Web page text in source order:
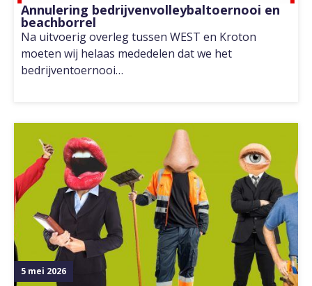
Annulering bedrijvenvolleybaltoernooi en
beachborrel
Na uitvoerig overleg tussen WEST en Kroton
moeten wij helaas mededelen dat we het
bedrijventoernooi…
5 mei 2026